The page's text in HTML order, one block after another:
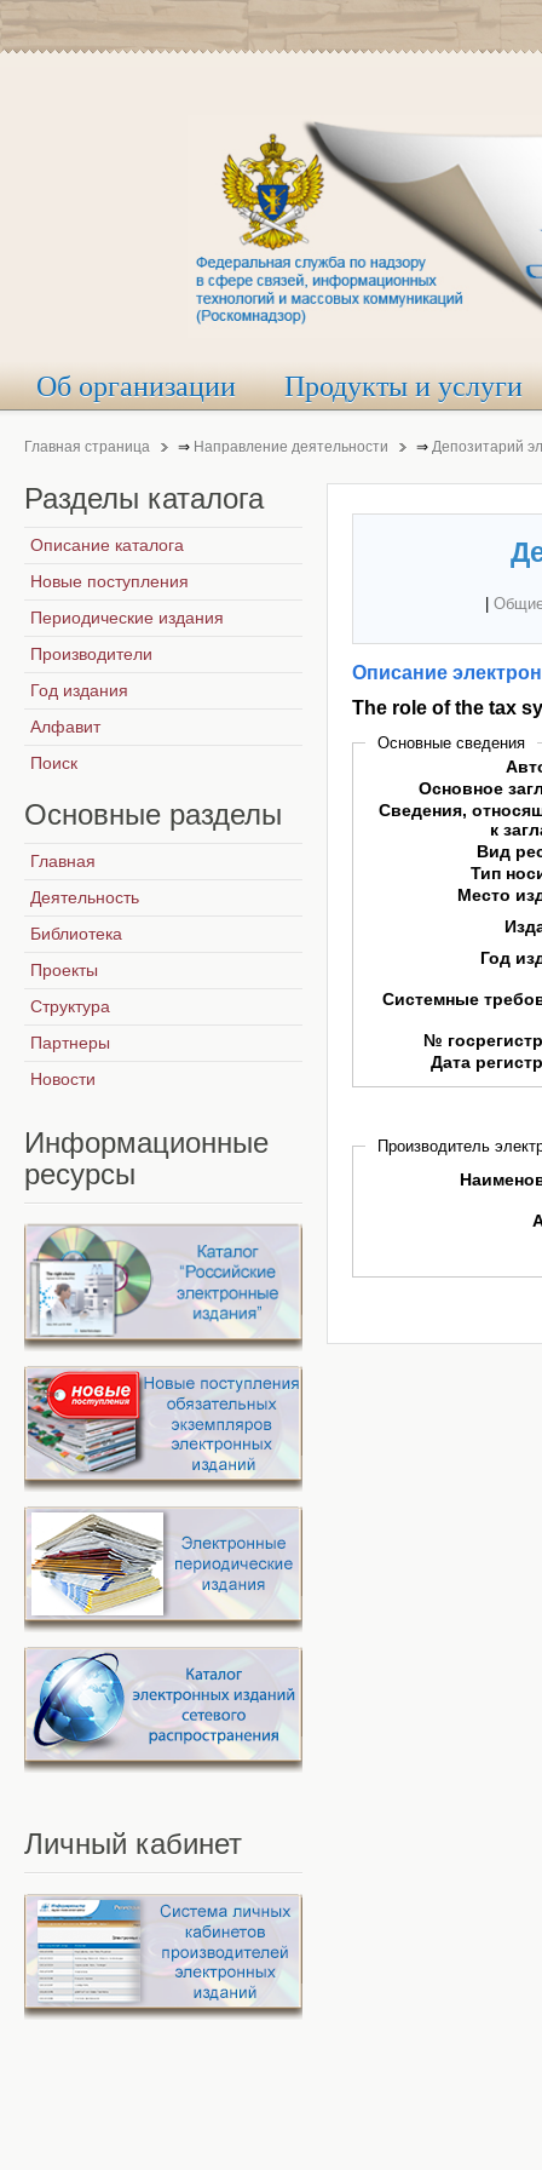
Об организации Продукты и услуги
Главная страница ⇒ Направление деятельности ⇒ Депозитарий
Описание
The role of the tax
Основные сведения
Основное
Сведения,
к
Вид
Тип
Место
Год
Системные
№
Дата
Производитель
Разделы каталога
Описание каталога
Новые поступления
Периодические издания
Производители
Год издания
Алфавит
Поиск
Основные разделы
Главная
Деятельность
Библиотека
Проекты
Структура
Партнеры
Новости
Информационные
ресурсы
Личный кабинет